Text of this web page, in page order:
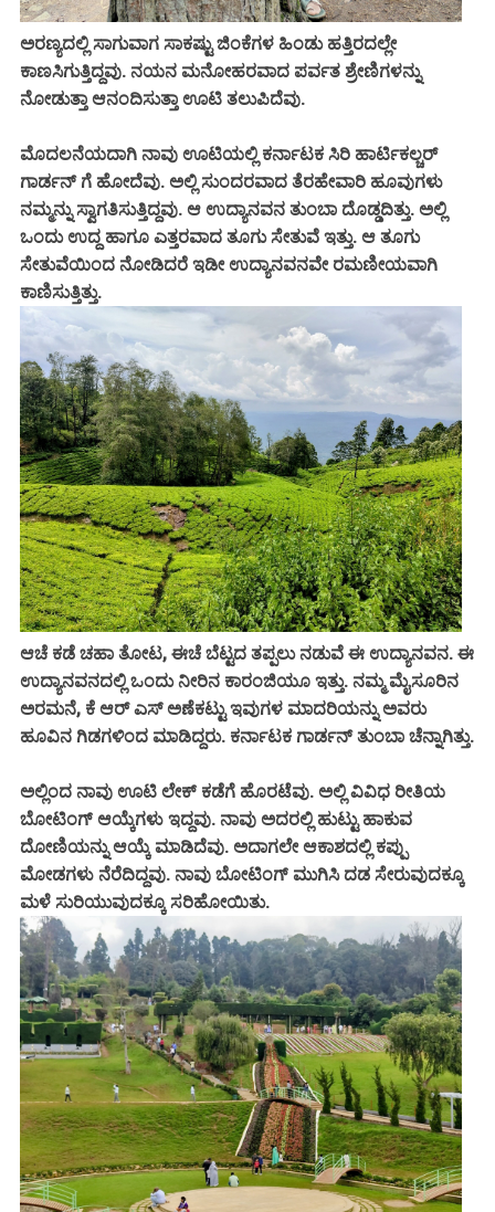
ಅರಣ್ಯದಲ್ಲಿ ಸಾಗುವಾಗ ಸಾಕಷ್ಟು ಜಿಂಕೆಗಳ ಹಿಂಡು ಹತ್ತಿರದಲ್ಲೇ
ಕಾಣಸಿಗುತ್ತಿದ್ದವು. ನಯನ ಮನೋಹರವಾದ ಪರ್ವತ ಶ್ರೇಣಿಗಳನ್ನು
ನೋಡುತ್ತಾ ಆನಂದಿಸುತ್ತಾ ಊಟಿ ತಲುಪಿದೆವು.
ಮೊದಲನೆಯದಾಗಿ ನಾವು ಊಟಿಯಲ್ಲಿ ಕರ್ನಾಟಕ ಸಿರಿ ಹಾರ್ಟಿಕಲ್ಚರ್
ಗಾರ್ಡನ್ ಗೆ ಹೋದೆವು. ಅಲ್ಲಿ ಸುಂದರವಾದ ತೆರಹೇವಾರಿ ಹೂವುಗಳು
ನಮ್ಮನ್ನು ಸ್ವಾಗತಿಸುತ್ತಿದ್ದವು. ಆ ಉದ್ಯಾನವನ ತುಂಬಾ ದೊಡ್ಡದಿತ್ತು. ಅಲ್ಲಿ
ಒಂದು ಉದ್ದ ಹಾಗೂ ಎತ್ತರವಾದ ತೂಗು ಸೇತುವೆ ಇತ್ತು. ಆ ತೂಗು
ಸೇತುವೆಯಿಂದ ನೋಡಿದರೆ ಇಡೀ ಉದ್ಯಾನವನವೇ ರಮಣೀಯವಾಗಿ
ಕಾಣಿಸುತ್ತಿತ್ತು.
ಆಚೆ ಕಡೆ ಚಹಾ ತೋಟ, ಈಚೆ ಬೆಟ್ಟದ ತಪ್ಪಲು ನಡುವೆ ಈ ಉದ್ಯಾನವನ. ಈ
ಉದ್ಯಾನವನದಲ್ಲಿ ಒಂದು ನೀರಿನ ಕಾರಂಜಿಯೂ ಇತ್ತು. ನಮ್ಮ ಮೈಸೂರಿನ
ಅರಮನೆ, ಕೆ ಆರ್ ಎಸ್ ಅಣೆಕಟ್ಟು ಇವುಗಳ ಮಾದರಿಯನ್ನು ಅವರು
ಹೂವಿನ ಗಿಡಗಳಿಂದ ಮಾಡಿದ್ದರು. ಕರ್ನಾಟಕ ಗಾರ್ಡನ್ ತುಂಬಾ ಚೆನ್ನಾಗಿತ್ತು.
ಅಲ್ಲಿಂದ ನಾವು ಊಟಿ ಲೇಕ್ ಕಡೆಗೆ ಹೊರಟೆವು. ಅಲ್ಲಿ ವಿವಿಧ ರೀತಿಯ
ಬೋಟಿಂಗ್ ಆಯ್ಕೆಗಳು ಇದ್ದವು. ನಾವು ಅದರಲ್ಲಿ ಹುಟ್ಟು ಹಾಕುವ
ದೋಣಿಯನ್ನು ಆಯ್ಕೆ ಮಾಡಿದೆವು. ಅದಾಗಲೇ ಆಕಾಶದಲ್ಲಿ ಕಪ್ಪು
ಮೋಡಗಳು ನೆರೆದಿದ್ದವು. ನಾವು ಬೋಟಿಂಗ್ ಮುಗಿಸಿ ದಡ ಸೇರುವುದಕ್ಕೂ
ಮಳೆ ಸುರಿಯುವುದಕ್ಕೂ ಸರಿಹೋಯಿತು.